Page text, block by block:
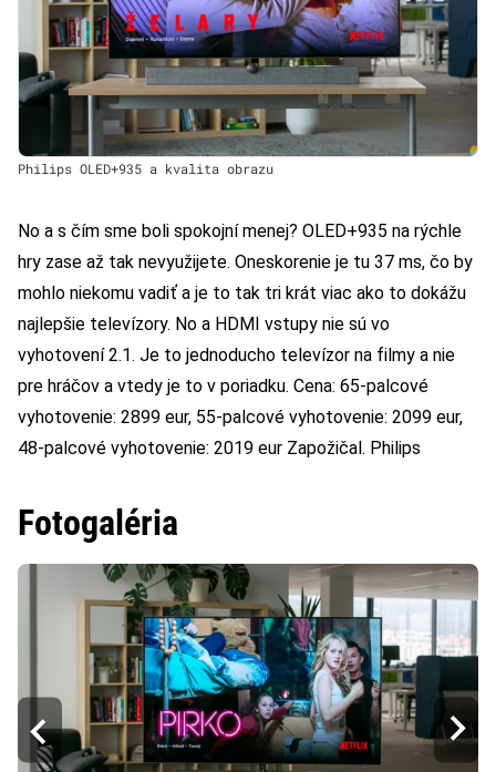
Philips OLED+935 a kvalita obrazu
No a s čím sme boli spokojní menej? OLED+935 na rýchle
hry zase až tak nevyužijete. Oneskorenie je tu 37 ms, čo by
mohlo niekomu vadiť a je to tak tri krát viac ako to dokážu
najlepšie televízory. No a HDMI vstupy nie sú vo
vyhotovení 2.1. Je to jednoducho televízor na filmy a nie
pre hráčov a vtedy je to v poriadku. Cena: 65-palcové
vyhotovenie: 2899 eur, 55-palcové vyhotovenie: 2099 eur,
48-palcové vyhotovenie: 2019 eur Zapožičal. Philips
Fotogaléria